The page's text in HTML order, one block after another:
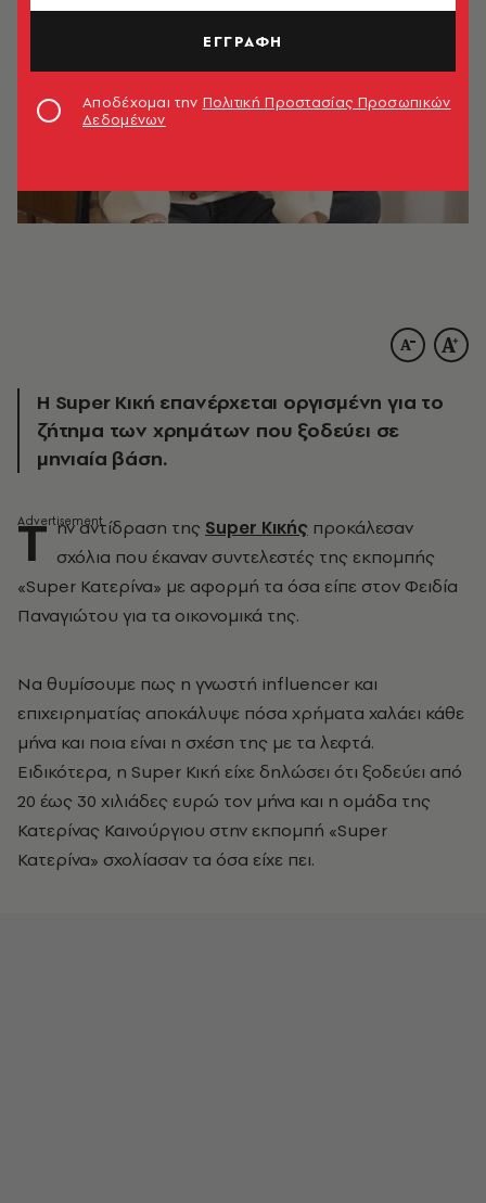
Η Super Κική επανέρχεται οργισμένη για το
ζήτημα των χρημάτων που ξοδεύει σε
μηνιαία βάση.
Τ ην αντίδραση της Super Κικής προκάλεσαν
σχόλια που έκαναν συντελεστές της εκπομπής
«Super Κατερίνα» με αφορμή τα όσα είπε στον Φειδία
Παναγιώτου για τα οικονομικά της.
Να θυμίσουμε πως η γνωστή influencer και
επιχειρηματίας αποκάλυψε πόσα χρήματα χαλάει κάθε
μήνα και ποια είναι η σχέση της με τα λεφτά.
Ειδικότερα, η Super Κική είχε δηλώσει ότι ξοδεύει από
20 έως 30 χιλιάδες ευρώ τον μήνα και η ομάδα της
Κατερίνας Καινούργιου στην εκπομπή «Super
Κατερίνα» σχολίασαν τα όσα είχε πει.
ΕΓΓΡΑΦΗ
Αποδέχομαι την Πολιτική Προστασίας Προσωπικών
Δεδομένων